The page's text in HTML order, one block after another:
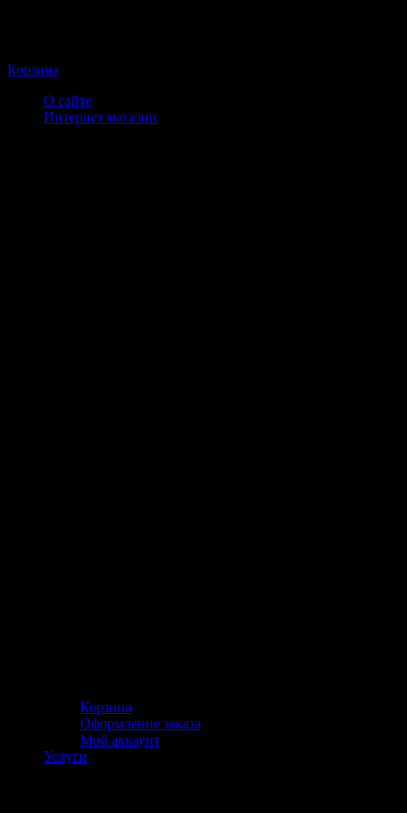
Корзина
О сайте
Интернет магазин
Корзина
Оформление заказа
Мой аккаунт
Услуги